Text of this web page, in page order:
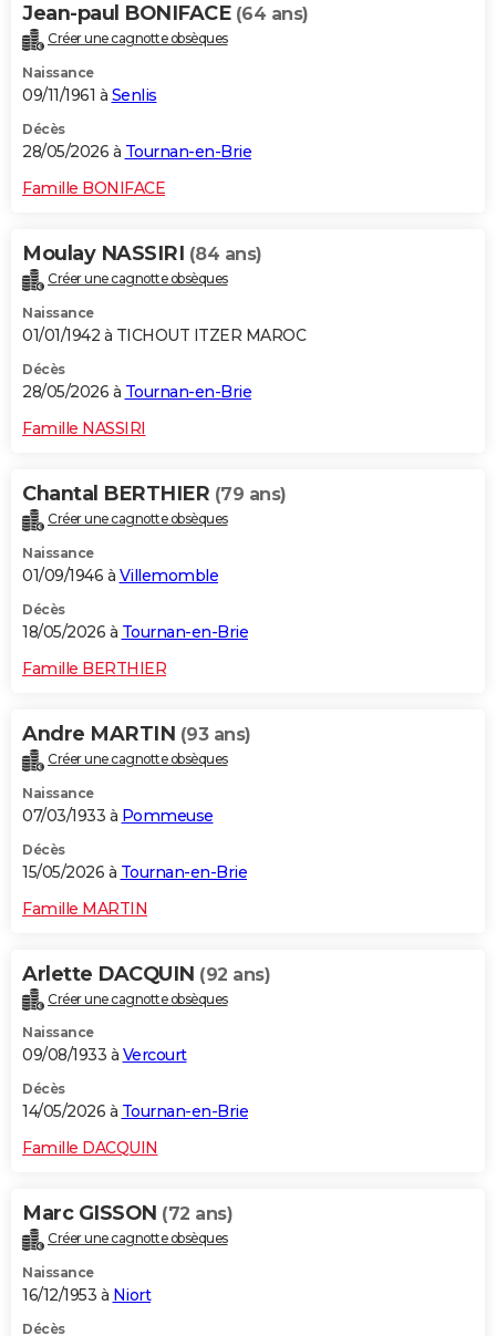
Jean-paul BONIFACE (64 ans)
Créer une cagnotte obsèques
Naissance
09/11/1961 à Senlis
Décès
28/05/2026 à Tournan-en-Brie
Famille BONIFACE
Moulay NASSIRI (84 ans)
Créer une cagnotte obsèques
Naissance
01/01/1942 à TICHOUT ITZER MAROC
Décès
28/05/2026 à Tournan-en-Brie
Famille NASSIRI
Chantal BERTHIER (79 ans)
Créer une cagnotte obsèques
Naissance
01/09/1946 à Villemomble
Décès
18/05/2026 à Tournan-en-Brie
Famille BERTHIER
Andre MARTIN (93 ans)
Créer une cagnotte obsèques
Naissance
07/03/1933 à Pommeuse
Décès
15/05/2026 à Tournan-en-Brie
Famille MARTIN
Arlette DACQUIN (92 ans)
Créer une cagnotte obsèques
Naissance
09/08/1933 à Vercourt
Décès
14/05/2026 à Tournan-en-Brie
Famille DACQUIN
Marc GISSON (72 ans)
Créer une cagnotte obsèques
Naissance
16/12/1953 à Niort
Décès